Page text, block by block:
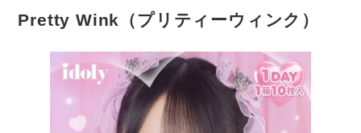
Pretty Wink（プリティーウィンク）